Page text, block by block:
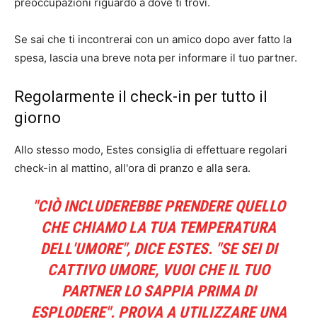
Se sai che ti incontrerai con un amico dopo aver fatto la
spesa, lascia una breve nota per informare il tuo partner.
Regolarmente il check-in per tutto il
giorno
Allo stesso modo, Estes consiglia di effettuare regolari
check-in al mattino, all'ora di pranzo e alla sera.
"CIÒ INCLUDEREBBE PRENDERE QUELLO
CHE CHIAMO LA TUA TEMPERATURA
DELL'UMORE", DICE ESTES. "SE SEI DI
CATTIVO UMORE, VUOI CHE IL TUO
PARTNER LO SAPPIA PRIMA DI
ESPLODERE". PROVA A UTILIZZARE UNA